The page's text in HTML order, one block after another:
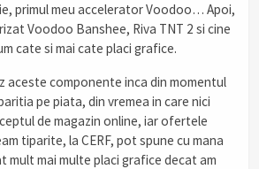
primul meu accelerator Voodoo… Apoi,
Voodoo Banshee, Riva TNT 2 si cine
cate si mai cate placi grafice.
aceste componente inca din momentul
pe piata, din vremea in care nici
de magazin online, iar ofertele
tiparite, la CERF, pot spune cu mana
mult mai multe placi grafice decat am